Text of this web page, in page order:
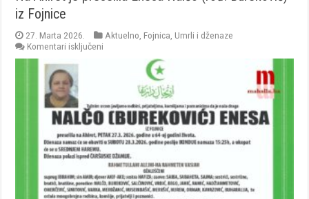
iz Fojnice
27. Marta 2026. Aktuelno Fojnica Umrli i dženaze
Komentari isključeni
Nalčo
(rođ.
Bureković)
iz
Fojnice